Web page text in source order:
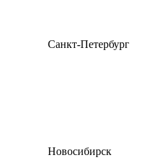
Санкт-Петербург
Новосибирск